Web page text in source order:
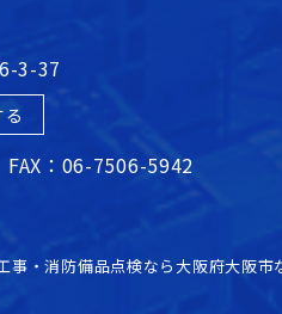
3-37
：06-7506-5942
事・消防備品点検なら大阪府大阪市